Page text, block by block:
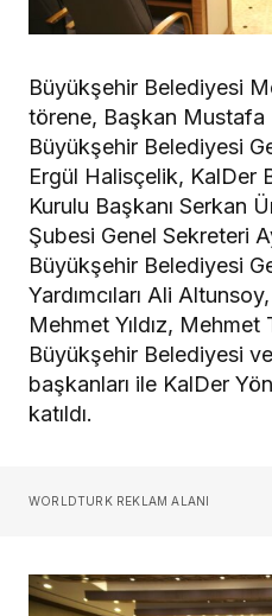
Büyükşehir Belediyesi
törene, Başkan Mustafa
Büyükşehir Belediyesi
Ergül Halisçelik, KalDer
Kurulu Başkanı Serkan
Şubesi Genel Sekreteri
Büyükşehir Belediyesi
Yardımcıları Ali
Mehmet Yıldız,
Büyükşehir Belediyesi
başkanları ile KalDer
katıldı.
WORLDTURK REKLAM ALANI